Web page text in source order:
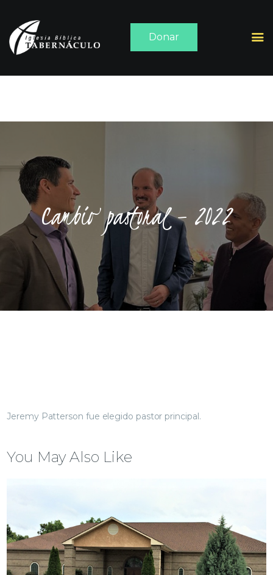
Donar
Cambio pastoral – 2022
SERMONES
CONTACTO
Jeremy Patterson fue elegido pastor principal.
You May Also Like